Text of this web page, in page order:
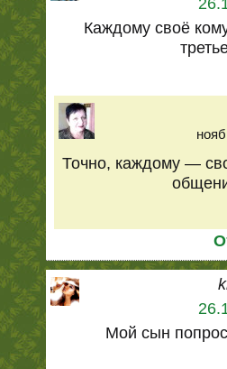
Каждому своё
Точно, каждому —
Мой сын